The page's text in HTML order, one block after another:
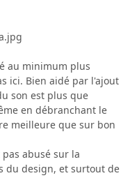
au minimum plus
ici. Bien aidé par l'ajout
son est plus que
en débranchant le
meilleure que sur bon
abusé sur la
du design, et surtout de